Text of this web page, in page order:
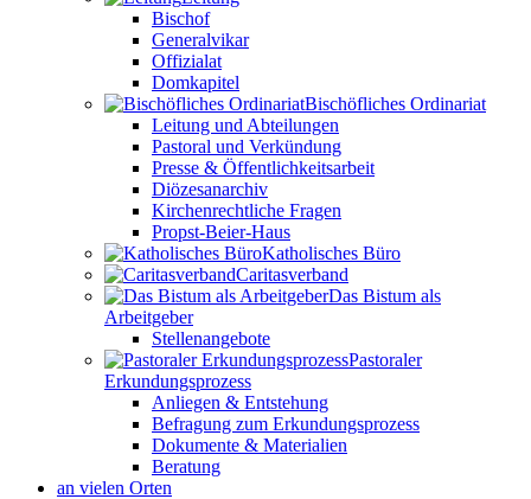
Bischof
Generalvikar
Offizialat
Domkapitel
Bischöfliches Ordinariat
Leitung und Abteilungen
Pastoral und Verkündung
Presse & Öffentlichkeitsarbeit
Diözesanarchiv
Kirchenrechtliche Fragen
Propst-Beier-Haus
Katholisches Büro
Caritasverband
Das Bistum als
Arbeitgeber
Stellenangebote
Pastoraler
Erkundungsprozess
Anliegen & Entstehung
Befragung zum Erkundungsprozess
Dokumente & Materialien
Beratung
an vielen Orten